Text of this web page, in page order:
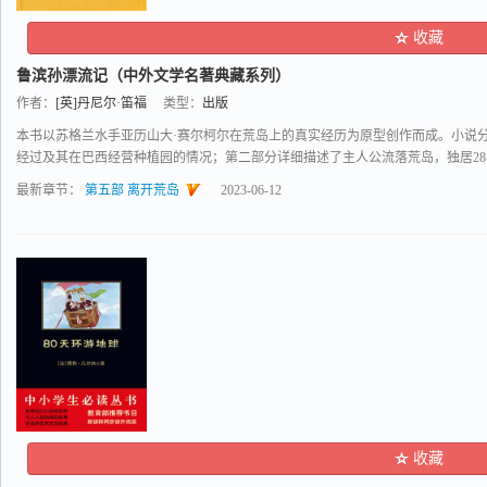
收藏
鲁滨孙漂流记（中外文学名著典藏系列）
作者： [英]丹尼尔·笛福 类型： 出版
本书以苏格兰水手亚历山大·赛尔柯尔在荒岛上的真实经历为原型创作而成。小
经过及其在巴西经营种植园的情况；第二部分详细描述了主人公流落荒岛，独居
最新章节： 第五部 离开荒岛 2023-06-12
收藏